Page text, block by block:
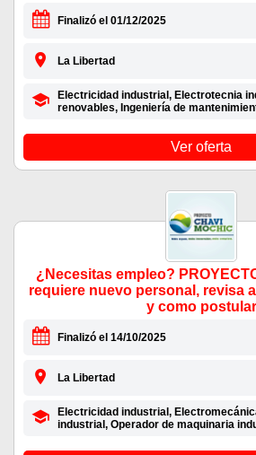
Finalizó el 01/12/2025
La Libertad
Electricidad industrial, Electrotecnia
renovables, Ingeniería de
Ver oferta
¿Necesitas empleo?
requiere nuevo personal, revisa
y como postular
Finalizó el 14/10/2025
La Libertad
Electricidad industrial,
industrial, Operador de maquinaria